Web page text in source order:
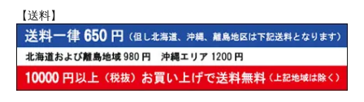
【送料】